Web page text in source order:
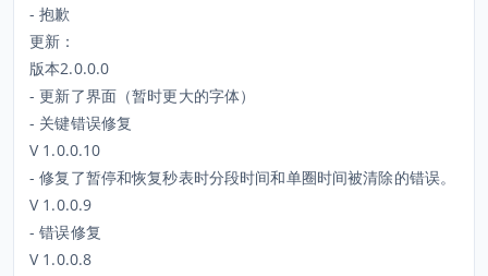
- 抱歉
更新：
版本2.0.0.0
- 更新了界面（暂时更大的字体）
- 关键错误修复
V 1.0.0.10
- 修复了暂停和恢复秒表时分段时间和单圈时间被清除的错误。
V 1.0.0.9
- 错误修复
V 1.0.0.8